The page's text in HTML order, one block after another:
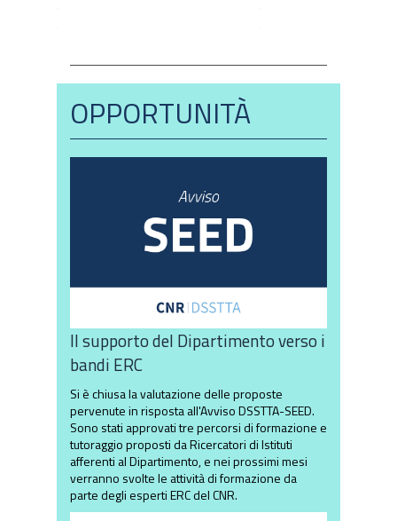
OPPORTUNITÀ
Il supporto del Dipartimento verso i
bandi ERC
Si è chiusa la valutazione delle proposte
pervenute in risposta all'Avviso DSSTTA-SEED.
Sono stati approvati tre percorsi di formazione e
tutoraggio proposti da Ricercatori di Istituti
afferenti al Dipartimento, e nei prossimi mesi
verranno svolte le attività di formazione da
parte degli esperti ERC del CNR.